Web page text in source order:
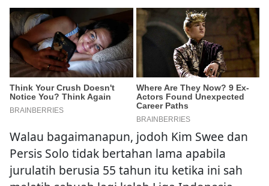
Walau bagaimanapun, jodoh Kim Swee dan
Persis Solo tidak bertahan lama apabila
jurulatih berusia 55 tahun itu ketika ini sah